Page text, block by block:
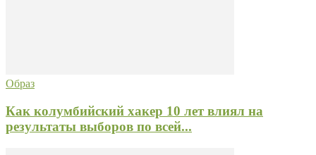
Образ
Как колумбийский хакер 10 лет влиял на
результаты выборов по всей...